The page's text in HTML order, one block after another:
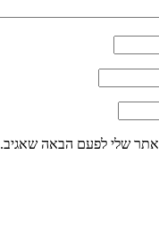
שלי לפעם הבאה שאגיב.